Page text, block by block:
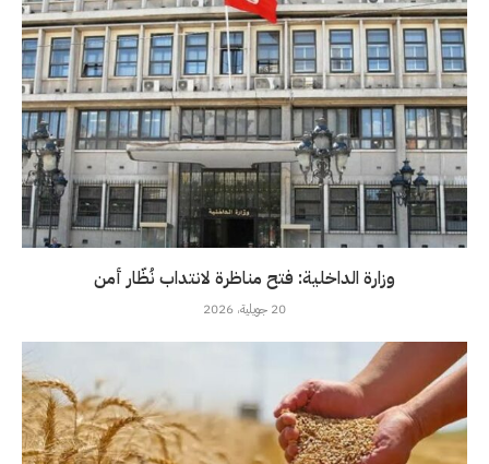
وزارة الداخلية: فتح مناظرة لانتداب نُظّار أمن
20 جويلية، 2026